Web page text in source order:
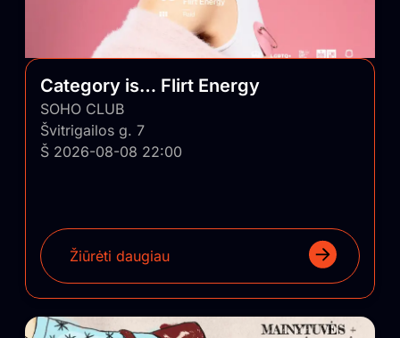
Category is… Flirt Energy
SOHO CLUB
Švitrigailos g. 7
Š 2026-08-08 22:00
Žiūrėti daugiau